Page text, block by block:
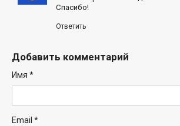
Спасибо!
Ответить
Добавить комментарий
Имя *
Email *